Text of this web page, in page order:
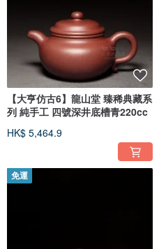
【大亨仿古6】龍山堂 臻稀典藏系
列 純手工 四號深井底槽青220cc
HK$ 5,464.9
免運